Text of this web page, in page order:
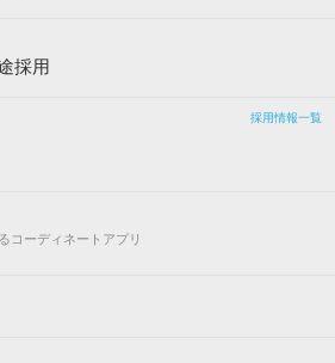
採用
採用情報一覧
コーディネートアプリ